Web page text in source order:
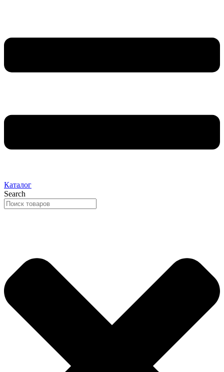
Каталог
Search